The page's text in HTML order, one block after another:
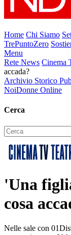
Home Chi Siamo
TrePuntoZero
Menu
Rete News Cinema
accada?
Archivio Storico
NoiDonne Online
Cerca
'Una
cosa
Nelle sale con